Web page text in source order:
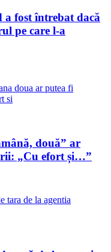
a fost întrebat dacă
pe care l-a
două” ar
„Cu efort și…”